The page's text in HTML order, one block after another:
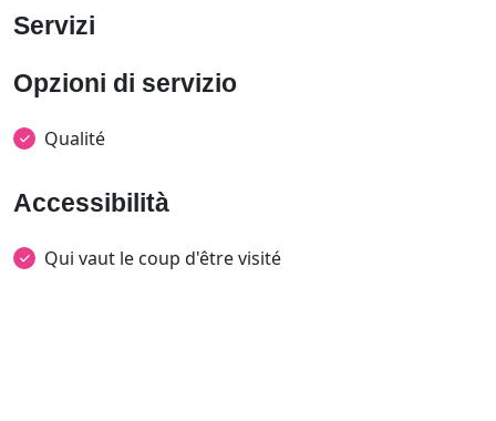
Servizi
Opzioni di servizio
Qualité
Accessibilità
Qui vaut le coup d'être visité